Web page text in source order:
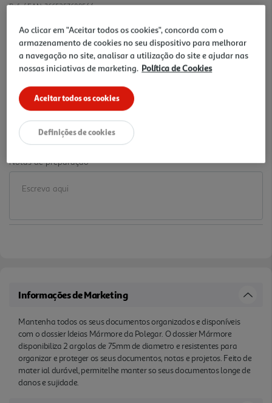
Ref. / EAN:3665257689544
Mantenha todos os seus documentos organizados
e disponíveis com o dossier Ideias Mármore da
Polegar. O dossier Mármore disponibiliza 2 argolas
de 75mm de diametro e resistentes para organizar
e proteger os seus documentos, notas e projetos.
Feito de mater ial durável, permitelhe manter so
ver
mais
2,99 €
Notas de preparação
Informações de Marketing
Mantenha todos os seus documentos organizados e disponíveis
com o dossier Ideias Mármore da Polegar. O dossier Mármore
disponibiliza 2 argolas de 75mm de diametro e resistentes para
organizar e proteger os seus documentos, notas e projetos. Feito de
mater ial durável, permitelhe manter so seus documentos longe de
danos e sujidade.
Ao clicar em "Aceitar todos os cookies", concorda com o
armazenamento de cookies no seu dispositivo para melhorar
a navegação no site, analisar a utilização do site e ajudar nas
nossas iniciativas de marketing. Política de Cookies
Aceitar todos os cookies
Definições de cookies